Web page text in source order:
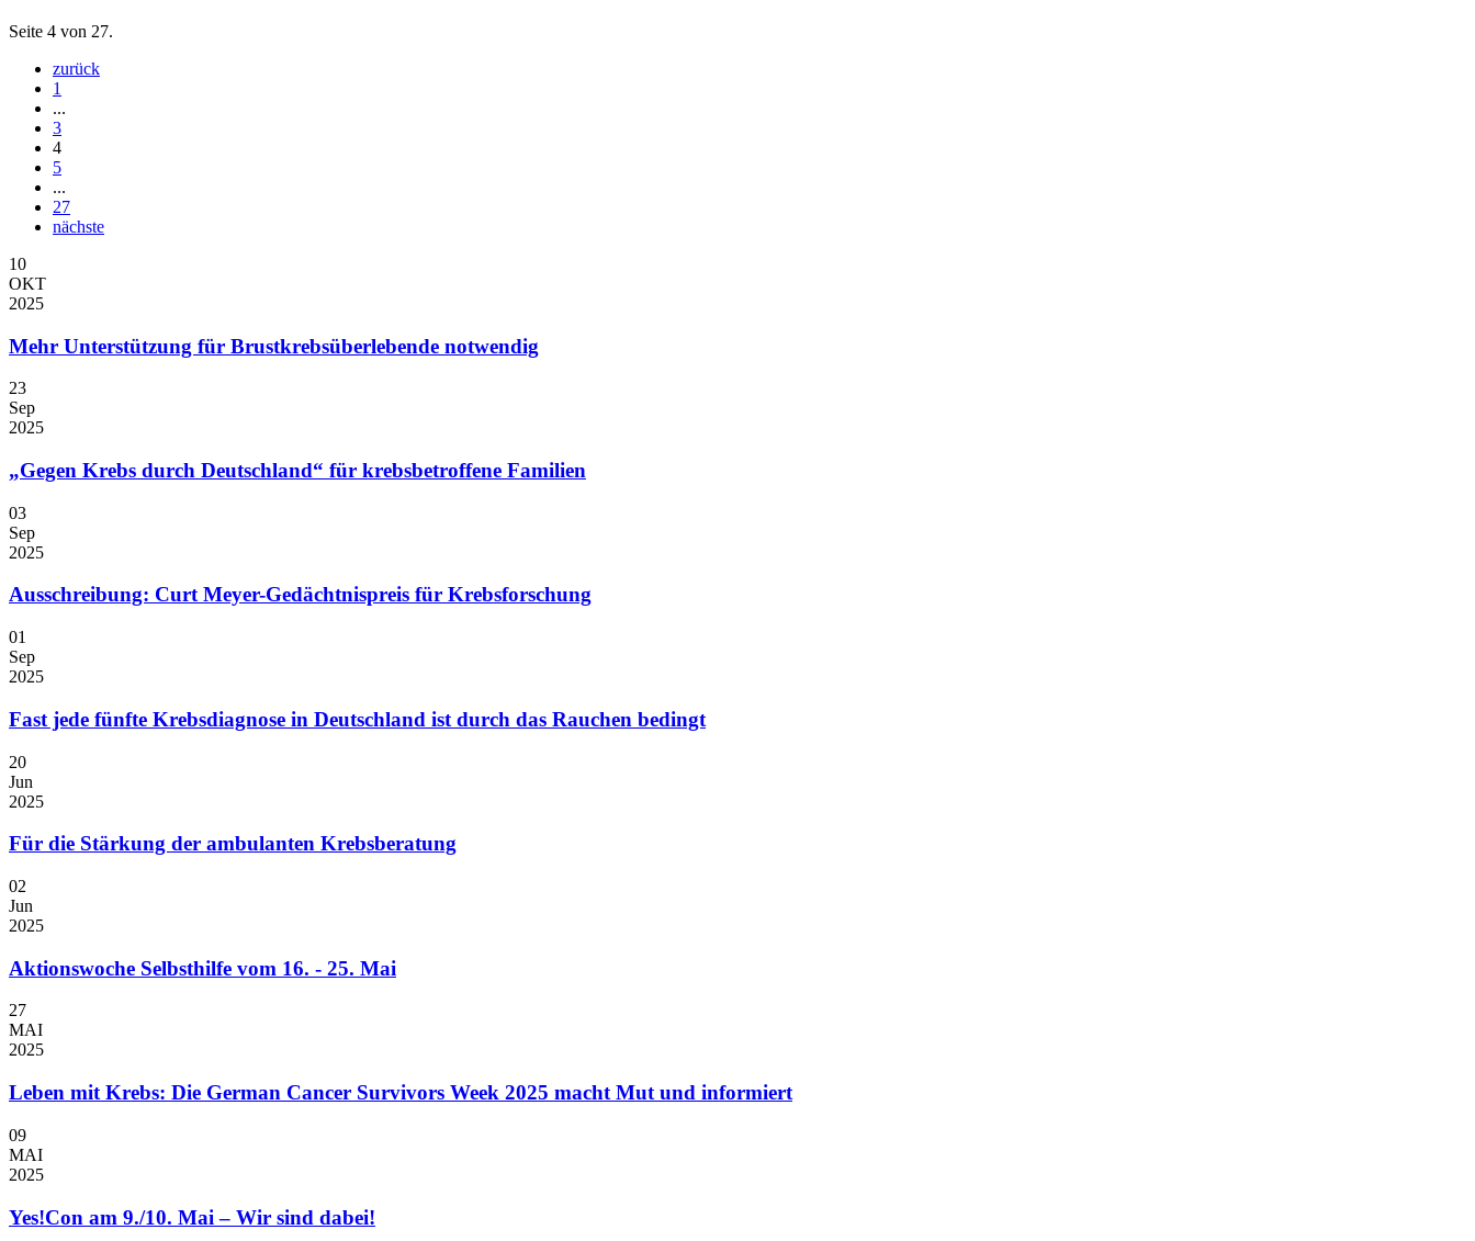
Seite 4 von 27.
zurück
1
...
3
4
5
...
27
nächste
10
OKT
2025
Mehr Unterstützung für Brustkrebsüberlebende notwendig
23
Sep
2025
„Gegen Krebs durch Deutschland“ für krebsbetroffene Familien
03
Sep
2025
Ausschreibung: Curt Meyer-Gedächtnispreis für Krebsforschung
01
Sep
2025
Fast jede fünfte Krebsdiagnose in Deutschland ist durch das Rauchen bedingt
20
Jun
2025
Für die Stärkung der ambulanten Krebsberatung
02
Jun
2025
Aktionswoche Selbsthilfe vom 16. - 25. Mai
27
MAI
2025
Leben mit Krebs: Die German Cancer Survivors Week 2025 macht Mut und informiert
09
MAI
2025
Yes!Con am 9./10. Mai – Wir sind dabei!